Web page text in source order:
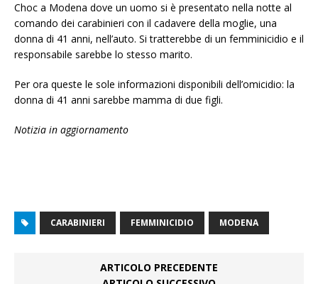
Choc a Modena dove un uomo si è presentato nella notte al
comando dei carabinieri con il cadavere della moglie, una
donna di 41 anni, nell’auto. Si tratterebbe di un femminicidio e il
responsabile sarebbe lo stesso marito.
Per ora queste le sole informazioni disponibili dell’omicidio: la
donna di 41 anni sarebbe mamma di due figli.
Notizia in aggiornamento
CARABINIERI FEMMINICIDIO MODENA
ARTICOLO PRECEDENTE